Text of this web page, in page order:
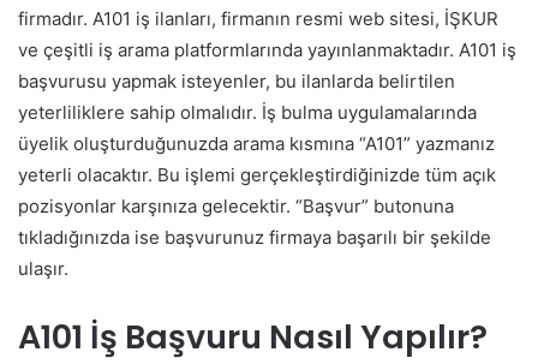
firmadır. A101 iş ilanları, firmanın resmi web sitesi, İŞKUR
ve çeşitli iş arama platformlarında yayınlanmaktadır. A101 iş
başvurusu yapmak isteyenler, bu ilanlarda belirtilen
yeterliliklere sahip olmalıdır. İş bulma uygulamalarında
üyelik oluşturduğunuzda arama kısmına “A101” yazmanız
yeterli olacaktır. Bu işlemi gerçekleştirdiğinizde tüm açık
pozisyonlar karşınıza gelecektir. “Başvur” butonuna
tıkladığınızda ise başvurunuz firmaya başarılı bir şekilde
ulaşır.
A101 İş Başvuru Nasıl Yapılır?